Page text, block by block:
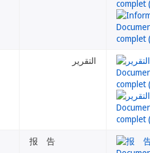
التقرير
报 告